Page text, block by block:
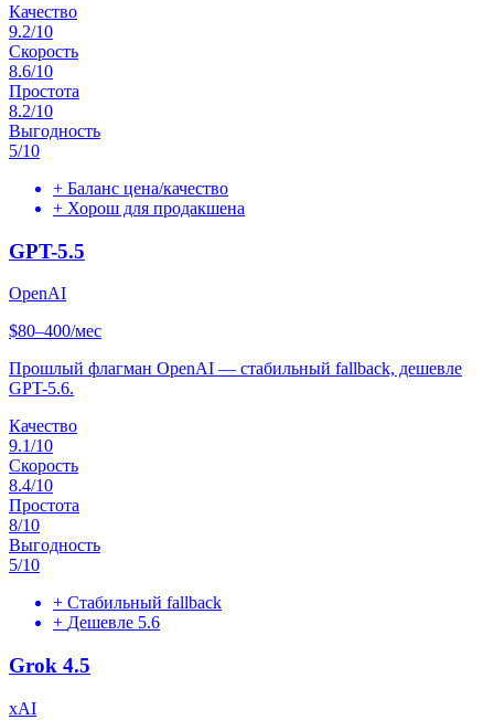
Качество
9.2/10
Скорость
8.6/10
Простота
8.2/10
Выгодность
5/10
+ Баланс цена/качество
+ Хорош для продакшена
GPT-5.5
OpenAI
$80–400/мес
Прошлый флагман OpenAI — стабильный fallback, дешевле
GPT-5.6.
Качество
9.1/10
Скорость
8.4/10
Простота
8/10
Выгодность
5/10
+ Стабильный fallback
+ Дешевле 5.6
Grok 4.5
xAI